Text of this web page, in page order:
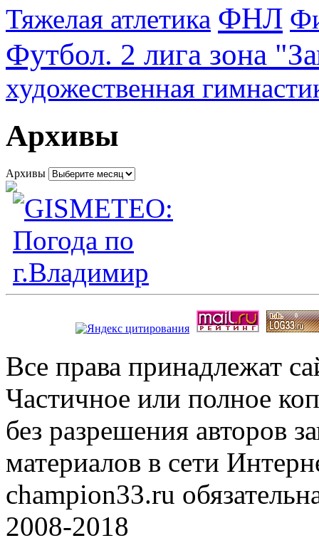
Тяжелая атлетика ФНЛ
Футбол. 2 лига зона
художественная
Архивы
Архивы
Все права принадлежат
Частичное или полное
без разрешения авторов
материалов в сети
champion33.ru
2008-2018